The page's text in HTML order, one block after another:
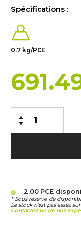
Spécifications :
0.7 kg/PCE
2.00 PCE
* Sous réserve de
Le stock n’est pas assez
Contactez un de nos